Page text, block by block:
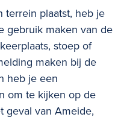
plaatst, heb je
gebruik maken van de
stoep of
maken bij de
heb je een
om te kijken op de
geval van Ameide,